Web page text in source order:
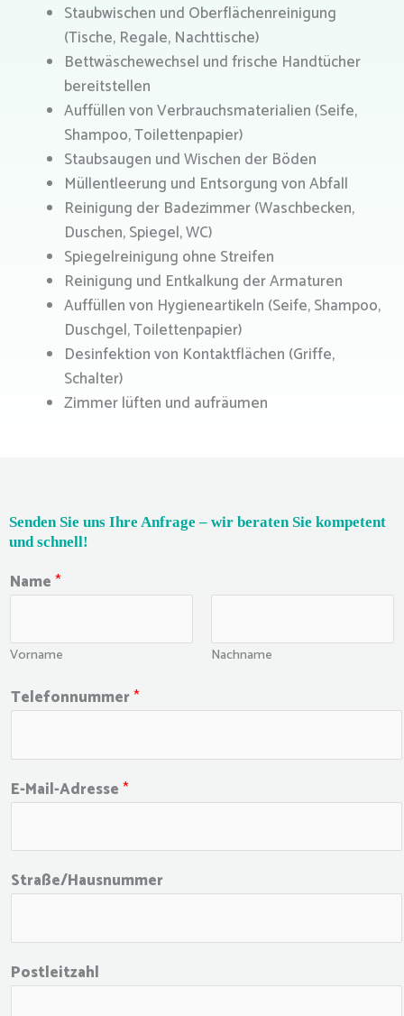
Staubwischen und Oberflächenreinigung
(Tische, Regale, Nachttische)
Bettwäschewechsel und frische Handtücher
bereitstellen
Auffüllen von Verbrauchsmaterialien (Seife,
Shampoo, Toilettenpapier)
Staubsaugen und Wischen der Böden
Müllentleerung und Entsorgung von Abfall
Reinigung der Badezimmer (Waschbecken,
Duschen, Spiegel, WC)
Spiegelreinigung ohne Streifen
Reinigung und Entkalkung der Armaturen
Auffüllen von Hygieneartikeln (Seife, Shampoo,
Duschgel, Toilettenpapier)
Desinfektion von Kontaktflächen (Griffe,
Schalter)
Zimmer lüften und aufräumen
Senden Sie uns Ihre Anfrage – wir beraten Sie kompetent
und schnell!
Name*
Vorname Nachname
*
(
l
l
g
m
e
U
Telefonnummer*
E-Mail-Adresse*
Straße/Hausnummer
Postleitzahl